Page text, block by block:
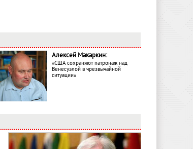
Алексей Макаркин:
«США сохраняют патронаж над
Венесуэлой в чрезвычайной
ситуации»